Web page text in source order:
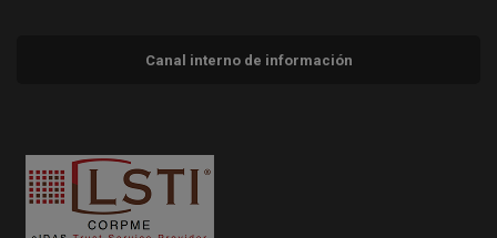
Canal interno de información